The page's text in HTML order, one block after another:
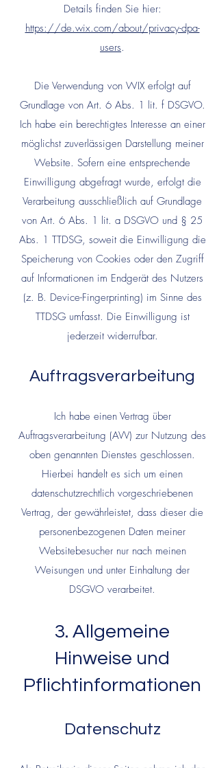
Details finden Sie hier:
https://de.wix.com/about/privacy-dpa-
users.
Die Verwendung von WIX erfolgt auf
Grundlage von Art. 6 Abs. 1 lit. f DSGVO.
Ich habe ein berechtigtes Interesse an einer
möglichst zuverlässigen Darstellung meiner
Website. Sofern eine entsprechende
Einwilligung abgefragt wurde, erfolgt die
Verarbeitung ausschließlich auf Grundlage
von Art. 6 Abs. 1 lit. a DSGVO und § 25
Abs. 1 TTDSG, soweit die Einwilligung die
Speicherung von Cookies oder den Zugriff
auf Informationen im Endgerät des Nutzers
(z. B. Device-Fingerprinting) im Sinne des
TTDSG umfasst. Die Einwilligung ist
jederzeit widerrufbar.
Auftragsverarbeitung
Ich habe einen Vertrag über
Auftragsverarbeitung (AVV) zur Nutzung des
oben genannten Dienstes geschlossen.
Hierbei handelt es sich um einen
datenschutzrechtlich vorgeschriebenen
Vertrag, der gewährleistet, dass dieser die
personenbezogenen Daten meiner
Websitebesucher nur nach meinen
Weisungen und unter Einhaltung der
DSGVO verarbeitet.
3. Allgemeine
Hinweise und
Pflichtinformationen
Datenschutz